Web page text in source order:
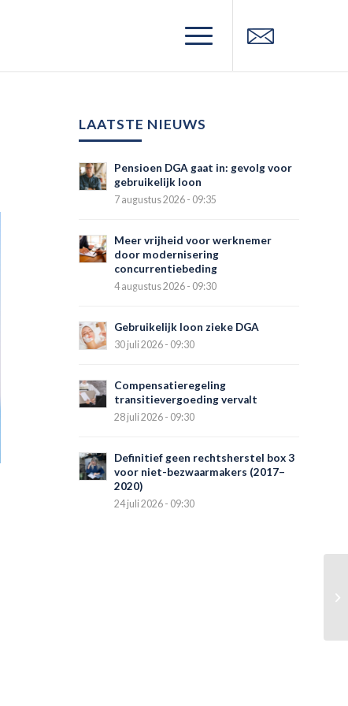
LAATSTE NIEUWS
Pensioen DGA gaat in: gevolg voor
gebruikelijk loon
7 augustus 2026 - 09:35
Meer vrijheid voor werknemer
door modernisering
concurrentiebeding
4 augustus 2026 - 09:30
Gebruikelijk loon zieke DGA
30 juli 2026 - 09:30
Compensatieregeling
transitievergoeding vervalt
28 juli 2026 - 09:30
Definitief geen rechtsherstel box 3
voor niet-bezwaarmakers (2017–
2020)
24 juli 2026 - 09:30